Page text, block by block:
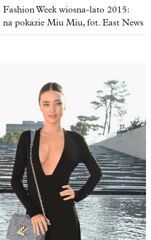
Week wiosna-lato 2015:
na pokazie Miu Miu, fot. East News